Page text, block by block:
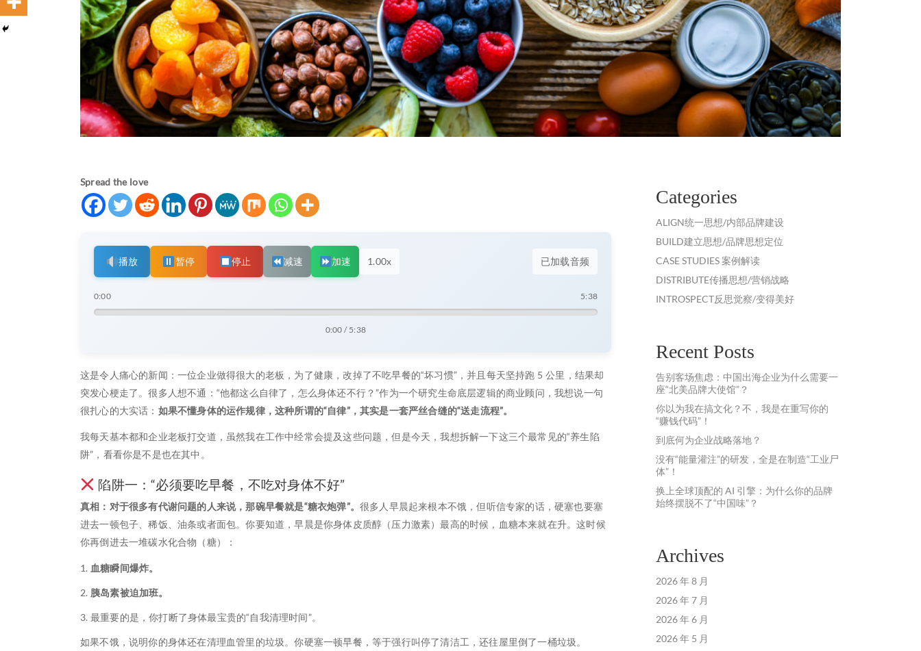
Spread the love
播放 暂停 停止 减速 加速 1.00x 已加载音频
0:00 5:38
0:00 / 5:38
这是令人痛心的新闻：一位企业做得很大的老板，为了健康，改掉了不吃早餐的“坏习惯”，并且每天坚持跑 5 公里，结果却
突发心梗走了。很多人想不通：“他都这么自律了，怎么身体还不行？”作为一个研究生命底层逻辑的商业顾问，我想说一句
很扎心的大实话： 如果不懂身体的运作规律，这种所谓的“自律”，其实是一套严丝合缝的“送走流程”。
我每天基本都和企业老板打交道，虽然我在工作中经常会提及这些问题，但是今天，我想拆解一下这三个最常见的“养生陷
阱”，看看你是不是也在其中。
陷阱一：“必须要吃早餐，不吃对身体不好”
真相：对于很多有代谢问题的人来说，那碗早餐就是“糖衣炮弹”。很多人早晨起来根本不饿，但听信专家的话，硬塞也要塞
进去一顿包子、稀饭、油条或者面包。你要知道，早晨是你身体皮质醇（压力激素）最高的时候，血糖本来就在升。这时候
你再倒进去一堆碳水化合物（糖）：
血糖瞬间爆炸。
胰岛素被迫加班。
最重要的是，你打断了身体最宝贵的“自我清理时间”。
如果不饿，说明你的身体还在清理血管里的垃圾。你硬塞一顿早餐，等于强行叫停了清洁工，还往屋里倒了一桶垃圾。
Categories
ALIGN统一思想/内部品牌建设
BUILD建立思想/品牌思想定位
CASE STUDIES 案例解读
DISTRIBUTE传播思想/营销战略
INTROSPECT反思觉察/变得美好
Recent Posts
告别客场焦虑：中国出海企业为什么需要一
座“北美品牌大使馆”？
你以为我在搞文化？不，我是在重写你的
“赚钱代码”！
到底何为企业战略落地？
没有“能量灌注”的研发，全是在制造“工业尸
体”！
换上全球顶配的 AI 引擎：为什么你的品牌
始终摆脱不了“中国味”？
Archives
2026 年 8 月
2026 年 7 月
2026 年 6 月
2026 年 5 月